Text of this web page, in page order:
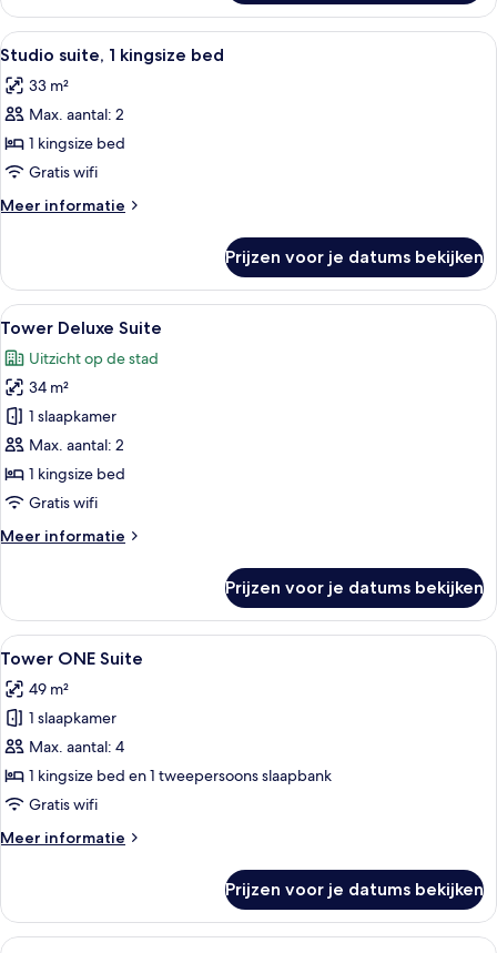
Premium
Suite
Alle
foto's
voor
Studio
suite,
1
kingsize
bed
Een hotelkamer met een bed,
5
Studio suite, 1 kingsize bed
33 m²
Max. aantal: 2
1 kingsize bed
Gratis wifi
Meer informatie
Meer
suite,
kingsize
Prijzen voor je datums bekijken
Alle
foto's
voor
Tower
Deluxe
Suite
laden
Een hotelkamer met een groot bed,
6
Tower Deluxe Suite
Uitzicht op de stad
34 m²
1 slaapkamer
Max. aantal: 2
1 kingsize bed
Gratis wifi
Meer informatie
Meer
Deluxe
Suite
Prijzen voor je datums bekijken
Alle
foto's
voor
Tower
ONE
Suite
laden
Een moderne hotelkamer met een
5
Tower ONE Suite
49 m²
1 slaapkamer
Max. aantal: 4
1 kingsize bed en 1 tweepersoons slaapbank
Gratis wifi
Meer informatie
Meer
ONE
Suite
Prijzen voor je datums bekijken
Een hotelkamer met een bed,